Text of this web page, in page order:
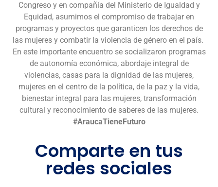
Congreso y en compañía del Ministerio de Igualdad y
Equidad, asumimos el compromiso de trabajar en
programas y proyectos que garanticen los derechos de
las mujeres y combatir la violencia de género en el país.
En este importante encuentro se socializaron programas
de autonomía económica, abordaje integral de
violencias, casas para la dignidad de las mujeres,
mujeres en el centro de la política, de la paz y la vida,
bienestar integral para las mujeres, transformación
cultural y reconocimiento de saberes de las mujeres.
#AraucaTieneFuturo
Comparte en tus
redes sociales